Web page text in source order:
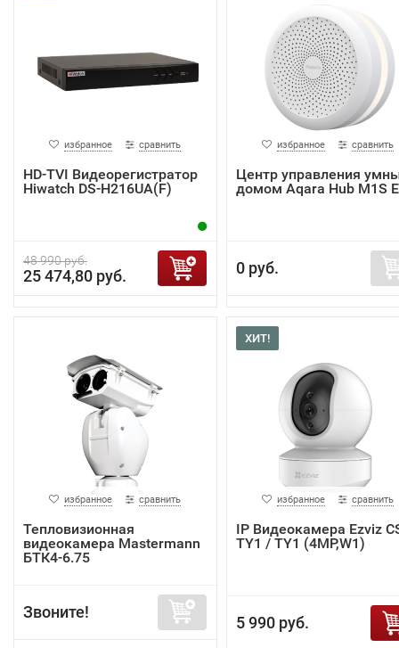
избранное сравнить
HD-TVI Видеорегистратор
Hiwatch DS-H216UA(F)
48 990 руб.
25 474,80 руб.
избранное сравнить
Центр управления
домом Aqara Hub M1S
0 руб.
избранное сравнить
Тепловизионная
видеокамера Mastermann
БТК4-6.75
Звоните!
ХИТ!
избранное сравнить
IP Видеокамера Ezviz
TY1 / TY1 (4MP,W1)
5 990 руб.